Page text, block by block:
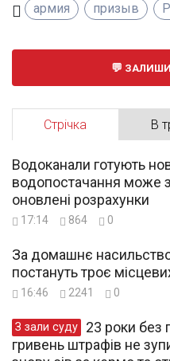
армия призыв
Стрічка В
Водоканали готують
водопостачання може
оновлені розрахунки
17:14 864 0
За домашнє
постануть троє
16:46 2241 0
З зали суду
гривень штрафів не